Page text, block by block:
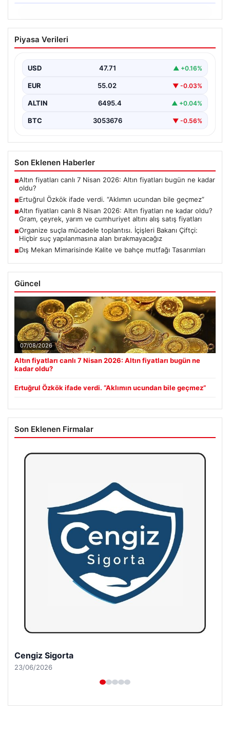
06.08.2026
Ertuğrul Özkök ifade verdi. “Aklımın
ucundan bile geçmez”
Piyasa Verileri
USD 47.71 ▲ +0.16%
EUR 55.02 ▼ -0.03%
ALTIN 6495.4 ▲ +0.04%
BTC 3053676 ▼ -0.56%
Son Eklenen Haberler
■Altın fiyatları canlı 7 Nisan 2026: Altın fiyatları bugün ne kadar
oldu?
■Ertuğrul Özkök ifade verdi. “Aklımın ucundan bile geçmez”
■Altın fiyatları canlı 8 Nisan 2026: Altın fiyatları ne kadar oldu?
Gram, çeyrek, yarım ve cumhuriyet altını alış satış fiyatları
■Organize suçla mücadele toplantısı. İçişleri Bakanı Çiftçi:
Hiçbir suç yapılanmasına alan bırakmayacağız
■Dış Mekan Mimarisinde Kalite ve bahçe mutfağı Tasarımları
Güncel
07/08/2026
Altın fiyatları canlı 7 Nisan 2026: Altın fiyatları bugün ne
kadar oldu?
Ertuğrul Özkök ifade verdi. “Aklımın ucundan bile geçmez”
Son Eklenen Firmalar
Cengiz Sigorta
23/06/2026